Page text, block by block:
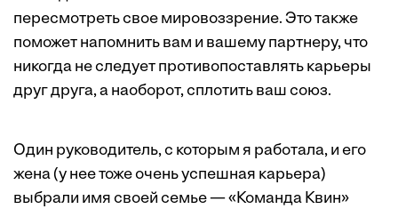
пересмотреть свое мировоззрение. Это также
поможет напомнить вам и вашему партнеру, что
никогда не следует противопоставлять карьеры
друг друга, а наоборот, сплотить ваш союз.
Один руководитель, с которым я работала, и его
жена (у нее тоже очень успешная карьера)
выбрали имя своей семье — «Команда Квин»